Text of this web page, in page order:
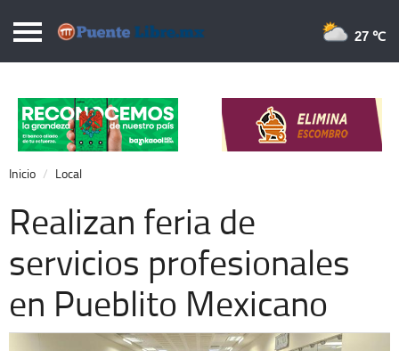
Puentelibre.mx
Local
Nacional
Opinión
Cronos
Economía
Espectáculos
27 ℃
Inicio Local
Realizan feria de
servicios profesionales
en Pueblito Mexicano